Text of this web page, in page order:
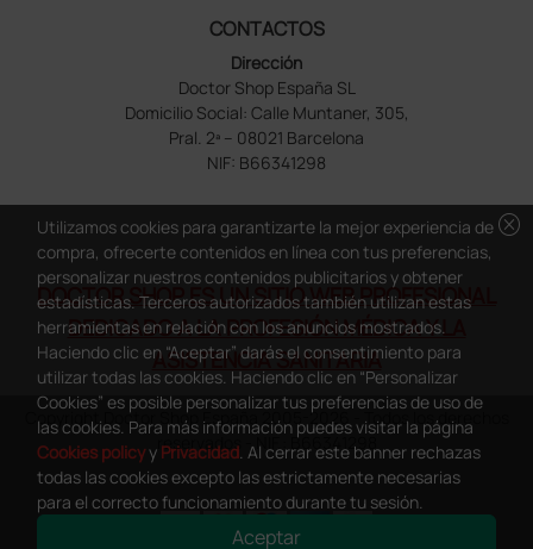
CONTACTOS
Dirección
Doctor Shop España SL
Domicilio Social: Calle Muntaner, 305,
Pral. 2ª – 08021 Barcelona
NIF: B66341298
DOCTOR SHOP ES UN SITIO WEB PROFESIONAL
DEDICADO A LA PROFESIÓN MÉDICA Y LA
ASISTENCIA SANITARIA
Copyright Doctor Shop España 2005-2026 - Todos los derechos
reservados - NIF.: B66341298
cancel
Utilizamos cookies para garantizarte la mejor experiencia de
compra, ofrecerte contenidos en línea con tus preferencias,
personalizar nuestros contenidos publicitarios y obtener
estadísticas. Terceros autorizados también utilizan estas
herramientas en relación con los anuncios mostrados.
Haciendo clic en “Aceptar” darás el consentimiento para
utilizar todas las cookies. Haciendo clic en “Personalizar
Cookies” es posible personalizar tus preferencias de uso de
las cookies. Para más información puedes visitar la página
Cookies policyy Privacidad. Al cerrar este banner rechazas
todas las cookies excepto las estrictamente necesarias
para el correcto funcionamiento durante tu sesión.
Aceptar